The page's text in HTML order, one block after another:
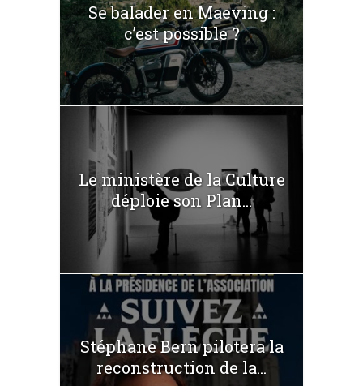
Se balader en Maeving :
c’est possible ?
Le ministère de la Culture
déploie son Plan...
Stéphane Bern pilotera la
reconstruction de la...